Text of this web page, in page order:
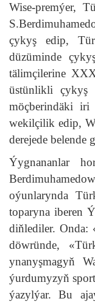
Wise-premýer,
çykyş edip,
düzüminde
tälimçilerine
üstünlikli çykyş
möçberindäki iri
wekilçilik edip,
derejede
Ýygnananlar
oýunlarynda
toparyna iberen
diňlediler. Onda:
döwründe,
ynanyşmagyň
ýurdumyzyň
ýazylýar. Bu